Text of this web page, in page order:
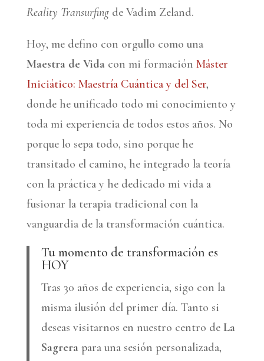
Reality Transurfingde Vadim Zeland.
Hoy, me defino con orgullo como una
Maestra de Vida con mi formación Máster
Iniciático: Maestría Cuántica y del Ser,
donde he unificado todo mi conocimiento y
toda mi experiencia de todos estos años. No
porque lo sepa todo, sino porque he
transitado el camino, he integrado la teoría
con la práctica y he dedicado mi vida a
fusionar la terapia tradicional con la
vanguardia de la transformación cuántica.
Tu momento de transformación es
HOY
Tras 30 años de experiencia, sigo con la
misma ilusión del primer día. Tanto si
deseas visitarnos en nuestro centro de La
Sagrera para una sesión personalizada,